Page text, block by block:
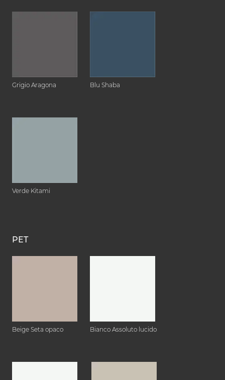
Grigio Aragona Blu Shaba
Verde Kitami
PET
Beige Seta opaco Bianco Assoluto lucido